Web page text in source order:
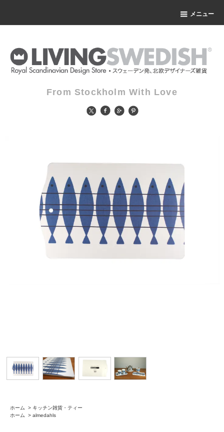
メニュー
From Stockholm With Love
ホーム > キッチン雑貨・ティー
ホーム
> almedahls